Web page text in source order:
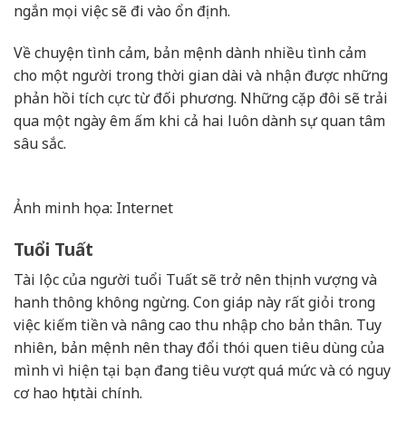
ngắn mọi việc sẽ đi vào ổn định.
Về chuyện tình cảm, bản mệnh dành nhiều tình cảm
cho một người trong thời gian dài và nhận được những
phản hồi tích cực từ đối phương. Những cặp đôi sẽ trải
qua một ngày êm ấm khi cả hai luôn dành sự quan tâm
sâu sắc.
Ảnh minh họa: Internet
Tuổi Tuất
Tài lộc của người tuổi Tuất sẽ trở nên thịnh vượng và
hanh thông không ngừng. Con giáp này rất giỏi trong
việc kiếm tiền và nâng cao thu nhập cho bản thân. Tuy
nhiên, bản mệnh nên thay đổi thói quen tiêu dùng của
mình vì hiện tại bạn đang tiêu vượt quá mức và có nguy
cơ hao hụt tài chính.